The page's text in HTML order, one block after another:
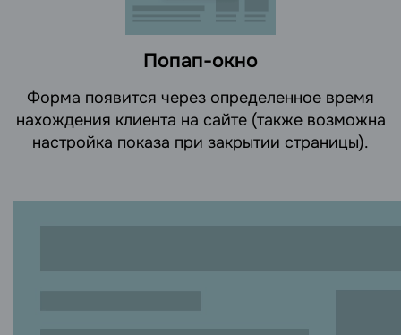
Попап-окно
Форма появится через определенное время
нахождения клиента на сайте (также возможна
настройка показа при закрытии страницы).